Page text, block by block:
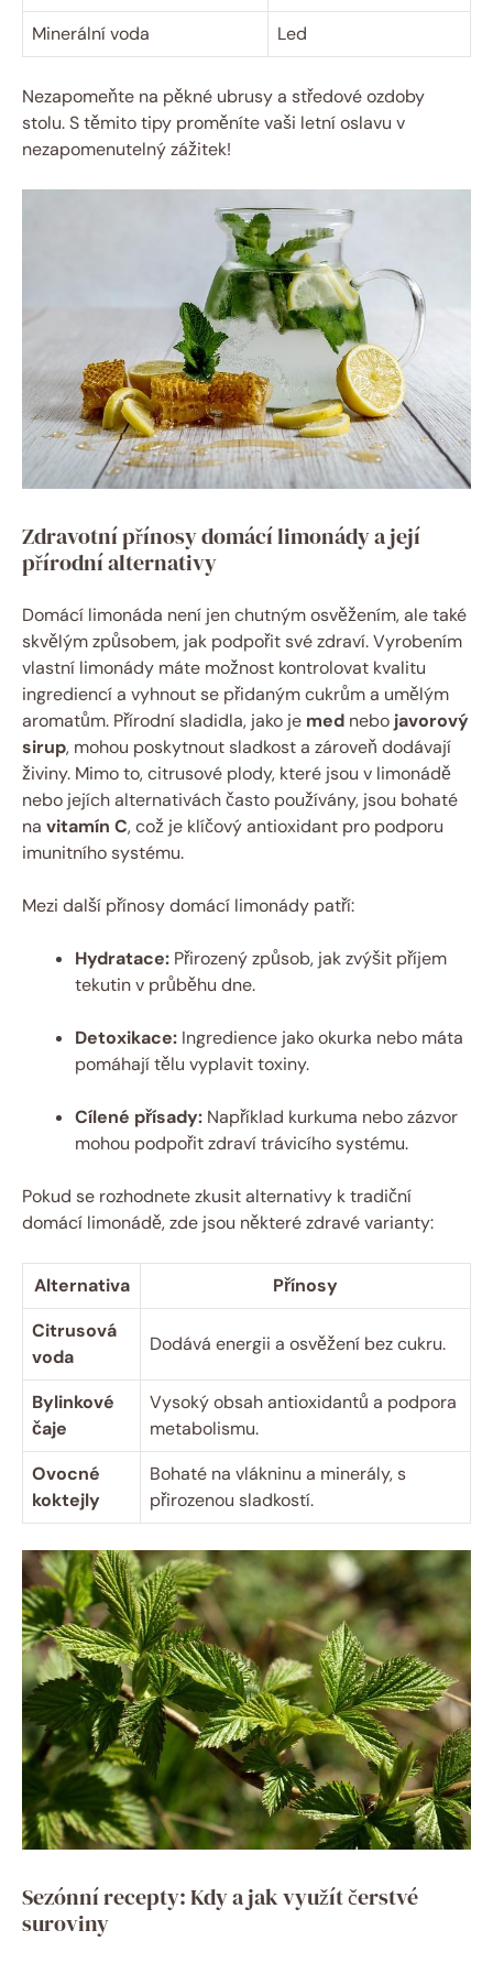
Minerální voda Led
Nezapomeňte na pěkné ubrusy a středové ozdoby
stolu. S těmito tipy proměníte vaši letní oslavu v
nezapomenutelný zážitek!
Zdravotní přínosy domácí limonády a její
přírodní alternativy
Domácí limonáda není jen chutným osvěžením, ale také
skvělým způsobem, jak podpořit své zdraví. Vyrobením
vlastní limonády máte možnost kontrolovat kvalitu
ingrediencí a vyhnout se přidaným cukrům a umělým
aromatům. Přírodní sladidla, jako je med nebo javorový
sirup, mohou poskytnout sladkost a zároveň dodávají
živiny. Mimo to, citrusové plody, které jsou v limonádě
nebo jejích alternativách často používány, jsou bohaté
na vitamín C, což je klíčový antioxidant pro podporu
imunitního systému.
Mezi další přínosy domácí limonády patří:
Hydratace: Přirozený způsob, jak zvýšit příjem
tekutin v průběhu dne.
Detoxikace: Ingredience jako okurka nebo máta
pomáhají tělu vyplavit toxiny.
Cílené přísady: Například kurkuma nebo zázvor
mohou podpořit zdraví trávicího systému.
Pokud se rozhodnete zkusit alternativy k tradiční
domácí limonádě, zde jsou některé zdravé varianty:
Alternativa
Přínosy
Citrusová
voda
Dodává energii a osvěžení bez cukru.
Bylinkové
čaje
Vysoký obsah antioxidantů a podpora
metabolismu.
Ovocné
koktejly
Bohaté na vlákninu a minerály, s
přirozenou sladkostí.
Sezónní recepty: Kdy a jak využít čerstvé
suroviny